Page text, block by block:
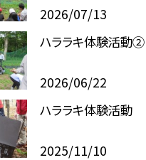
2026/07/13
ハララキ体験活動②
2026/06/22
ハララキ体験活動
2025/11/10